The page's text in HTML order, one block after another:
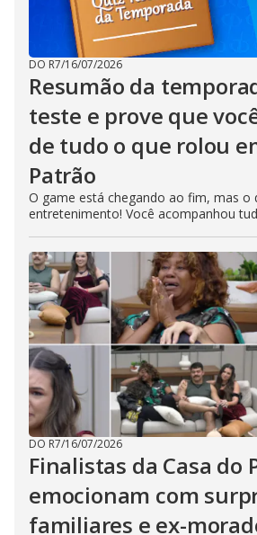
DO R7/16/07/2026
Resumão da
teste e prove que
de tudo o que rolou
Patrão
O game está chegando ao fim, mas o
entretenimento! Você acompanhou
DO R7/16/07/2026
Finalistas da Casa do
emocionam com
familiares e ex-